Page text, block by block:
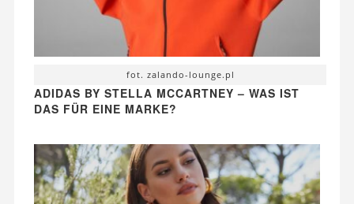
fot. zalando-lounge.pl
ADIDAS BY STELLA MCCARTNEY – WAS IST
DAS FÜR EINE MARKE?